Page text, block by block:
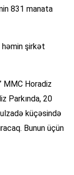
831 manata
həmin şirkət
MMC Horadiz
Parkında, 20
küçəsində
Bunun üçün